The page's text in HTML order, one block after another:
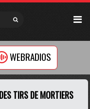
WEBRADIOS
TIRS DE MORTIERS